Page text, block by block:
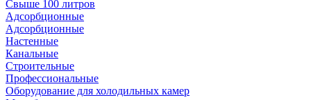
Свыше 100 литров
Адсорбционные
Адсорбционные
Настенные
Канальные
Строительные
Профессиональные
Оборудование для холодильных камер